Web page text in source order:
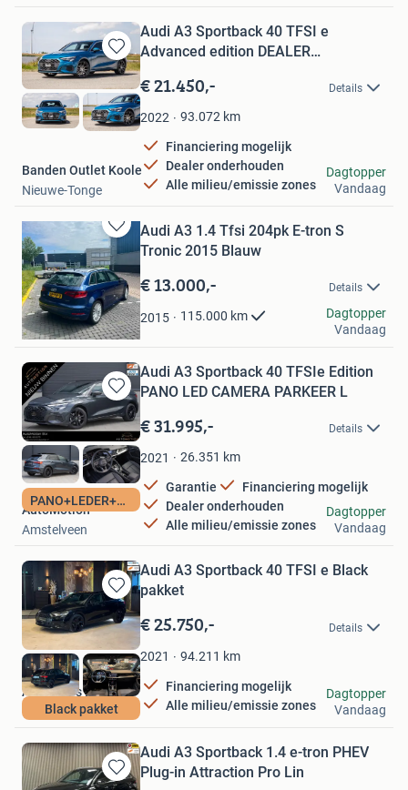
Bewaren
in
Mijn
Favorieten
Audi A3 Sportback 40 TFSI e
Advanced edition DEALER
€ 21.450,- Details
2022 93.072 km
Financiering mogelijk
Dealer onderhouden
Alle milieu/emissie zones
Banden Outlet Koole
Nieuwe-Tonge
Dagtopper
Vandaag
Bewaren
in
Mijn
Favorieten
Audi A3 1.4 Tfsi 204pk E-tron S
Tronic 2015 Blauw
€ 13.000,- Details
2015 115.000 km
GentWares Store
Rotterdam
Dagtopper
Vandaag
Bewaren
in
Mijn
Favorieten
PANO+LEDER+LED
Audi A3 Sportback 40 TFSIe Edition
PANO LED CAMERA PARKEER L
€ 31.995,- Details
2021 26.351 km
Garantie
Financiering mogelijk
Dealer onderhouden
Alle milieu/emissie zones
AutoMotion
Amstelveen
Dagtopper
Vandaag
Bewaren
in
Mijn
Favorieten
Black pakket
Audi A3 Sportback 40 TFSI e Black
pakket
€ 25.750,- Details
2021 94.211 km
Financiering mogelijk
Alle milieu/emissie zones
Amra Cars B.V.
Nieuwegein
Dagtopper
Vandaag
Bewaren
Audi A3 Sportback 1.4 e-tron PHEV
Plug-in Attraction Pro Lin